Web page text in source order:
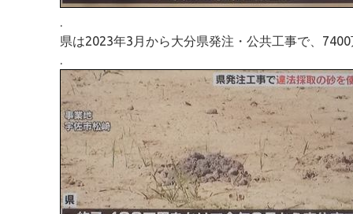
.
県は2023年3月から大分県発注・公共工事で、
.